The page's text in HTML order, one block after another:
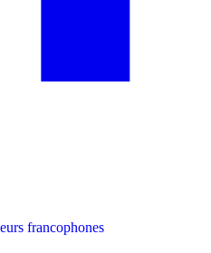
francophones